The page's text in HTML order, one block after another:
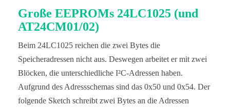
Große EEPROMs 24LC1025 (und
AT24CM01/02)
Beim 24LC1025 reichen die zwei Bytes die
Speicheradressen nicht aus. Deswegen arbeitet er mit zwei
Blöcken, die unterschiedliche I²C-Adressen haben.
Aufgrund des Adressschemas sind das 0x50 und 0x54. Der
folgende Sketch schreibt zwei Bytes an die Adressen